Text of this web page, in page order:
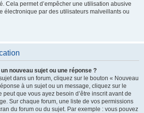
Cela permet d’empêcher une utilisation abusive
électronique par des utilisateurs malveillants ou
nouveau sujet ou une réponse ?
dans un forum, cliquez sur le bouton « Nouveau
à un sujet ou un message, cliquez sur le
peut que vous ayez besoin d’être inscrit avant de
Sur chaque forum, une liste de vos permissions
du forum ou du sujet. Par exemple : vous pouvez